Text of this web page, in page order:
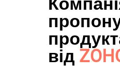
від